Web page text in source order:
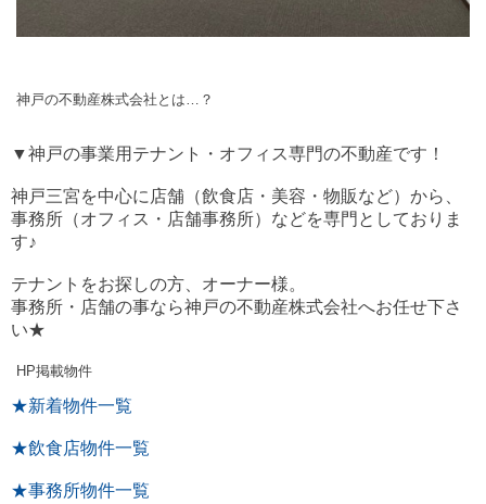
神戸の不動産株式会社とは…？
▼神戸の事業用テナント・オフィス専門の不動産です！
神戸三宮を中心に店舗（飲食店・美容・物販など）から、
事務所（オフィス・店舗事務所）などを専門としておりま
す♪
テナントをお探しの方、オーナー様。
事務所・店舗の事なら神戸の不動産株式会社へお任せ下さ
い★
HP掲載物件
★新着物件一覧
★飲食店物件一覧
★事務所物件一覧